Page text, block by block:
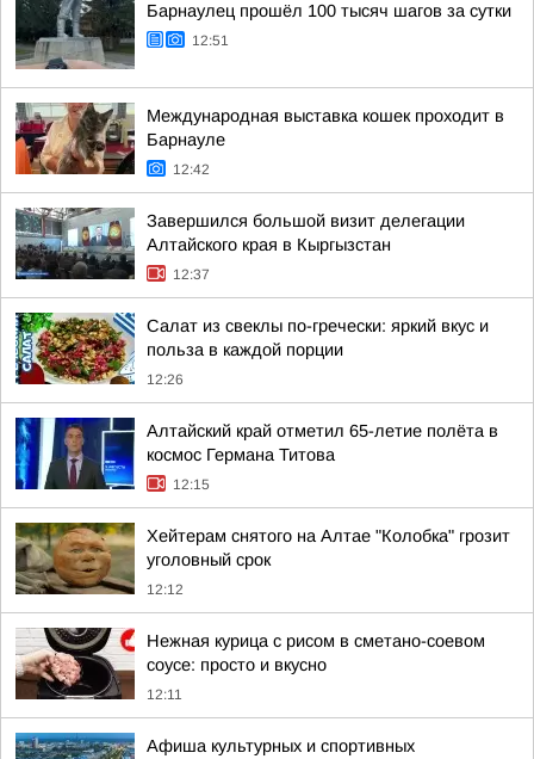
Барнаулец прошёл 100 тысяч шагов за сутки
12:51
Международная выставка кошек проходит в
Барнауле
12:42
Завершился большой визит делегации
Алтайского края в Кыргызстан
12:37
Салат из свеклы по-гречески: яркий вкус и
польза в каждой порции
12:26
Алтайский край отметил 65-летие полёта в
космос Германа Титова
12:15
Хейтерам снятого на Алтае "Колобка" грозит
уголовный срок
12:12
Нежная курица с рисом в сметано-соевом
соусе: просто и вкусно
12:11
Афиша культурных и спортивных